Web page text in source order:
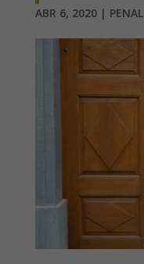
ABR 6, 2020| PENAL